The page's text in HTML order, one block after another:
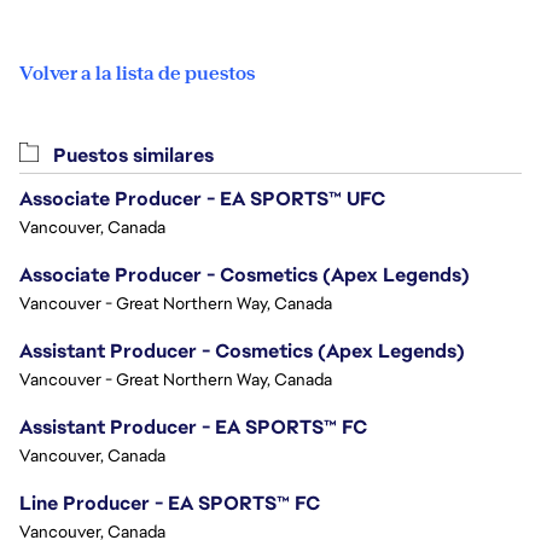
Volver a la lista de puestos
Puestos similares
Associate Producer - EA SPORTS™ UFC
Vancouver, Canada
Associate Producer - Cosmetics (Apex Legends)
Vancouver - Great Northern Way, Canada
Assistant Producer - Cosmetics (Apex Legends)
Vancouver - Great Northern Way, Canada
Assistant Producer - EA SPORTS™ FC
Vancouver, Canada
Line Producer - EA SPORTS™ FC
Vancouver, Canada